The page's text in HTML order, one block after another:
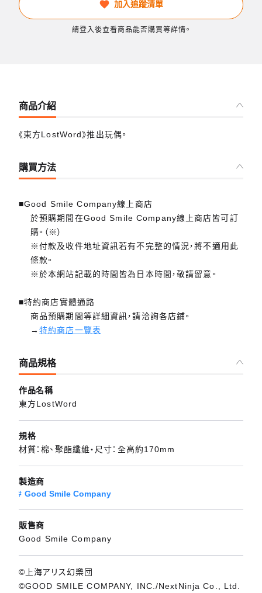
加入追蹤清單
請登入後查看商品能否購買等詳情。
商品介紹
《東方LostWord》推出玩偶。
購買方法
■Good Smile Company線上商店
於預購期間在Good Smile Company線上商店皆可訂
購。（※）
※付款及收件地址資訊若有不完整的情況，將不適用此
條款。
※於本網站記載的時間皆為日本時間，敬請留意。
■特約商店實體通路
商品預購期間等詳細資訊，請洽詢各店鋪。
→特約商店一覽表
商品規格
作品名稱
東方LostWord
規格
材質：棉、聚酯纖維・尺寸：全高約170mm
製造商
Good Smile Company
販售商
Good Smile Company
©上海アリス幻樂団
©GOOD SMILE COMPANY, INC./NextNinja Co., Ltd.